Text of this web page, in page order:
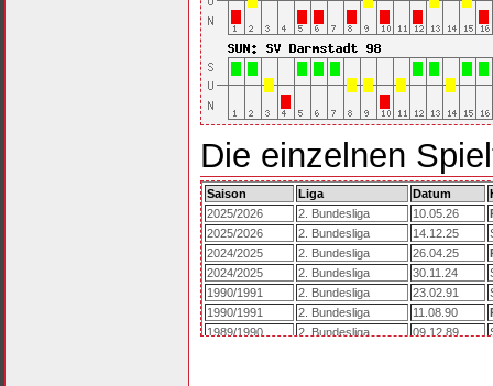
Die einzelnen
Saison Liga Datum
2025/2026
2. Bundesliga 10.05.26
2025/2026
2. Bundesliga 14.12.25
2024/2025
2. Bundesliga 26.04.25
2024/2025
2. Bundesliga 30.11.24
1990/1991
2. Bundesliga 23.02.91
1990/1991
2. Bundesliga 11.08.90
1989/1990
2. Bundesliga 09.12.89